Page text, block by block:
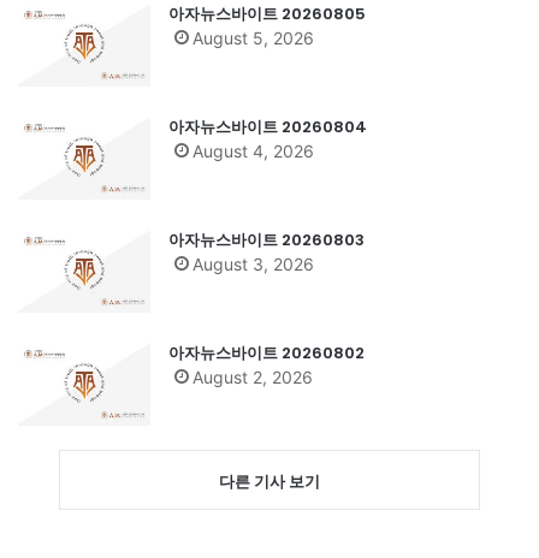
아자뉴스바이트 20260805
August 5, 2026
아자뉴스바이트 20260804
August 4, 2026
아자뉴스바이트 20260803
August 3, 2026
아자뉴스바이트 20260802
August 2, 2026
다른 기사 보기